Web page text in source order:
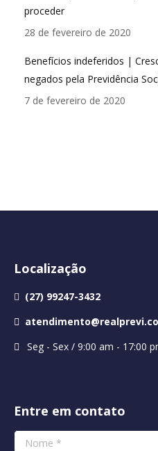
proceder
28 de fevereiro de 2020
Benefícios indeferidos |
negados pela Previdência
7 de fevereiro de 2020
Localização
(27) 99247-3432
Seg - Sex / 9:00 am - 17:00
Entre em contato